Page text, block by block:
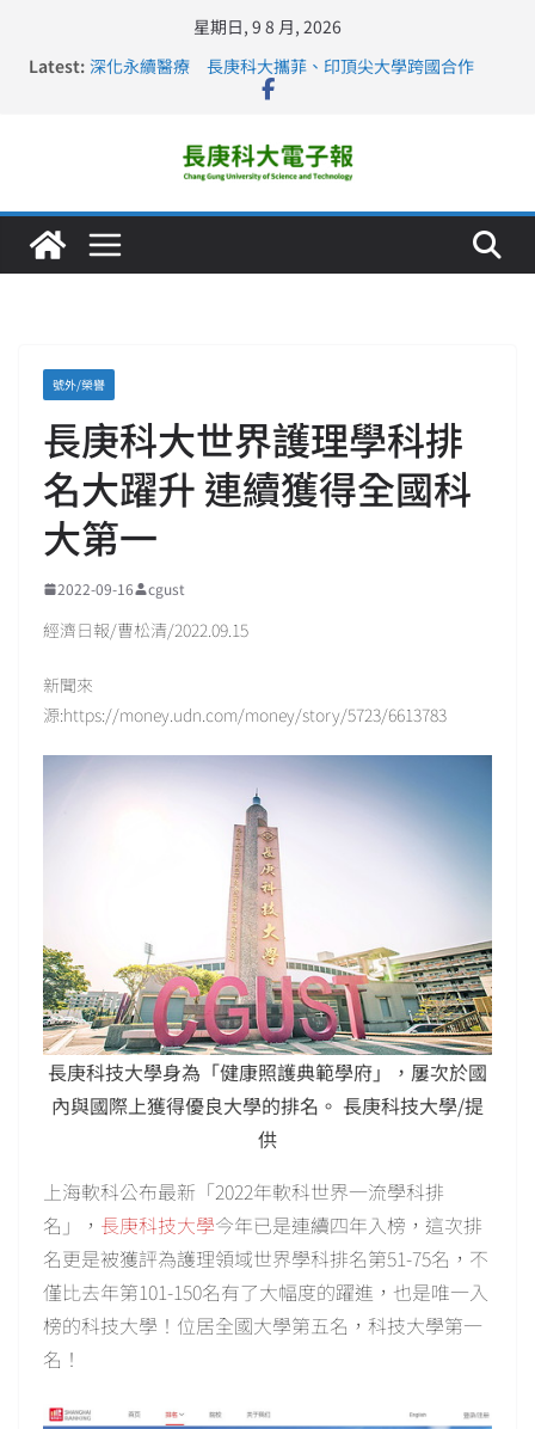
星期日, 9 8 月, 2026
Latest: 深化永續醫療 長庚科大攜菲、印頂尖大學跨國合作
長庚科大訪凱瑟醫療集團、美容學校收穫豐
仁德醫專與長庚科大締結策略聯盟 培育護理尖兵
長庚科大連四年穩居《遠見》醫學大學第5名 辦學實力再
號外/榮譽
長庚科大世界護理學科排
名大躍升 連續獲得全國科
大第一
2022-09-16 cgust
經濟日報/曹松清/2022.09.15
新聞來
源:https://money.udn.com/money/story/5723/6613783
長庚科技大學身為「健康照護典範學府」，屢次於國
內與國際上獲得優良大學的排名。 長庚科技大學/提
供
上海軟科公布最新「2022年軟科世界一流學科排
名」， 長庚科技大學今年已是連續四年入榜，這次排
名更是被獲評為護理領域世界學科排名第51-75名，不
僅比去年第101-150名有了大幅度的躍進，也是唯一入
榜的科技大學！位居全國大學第五名，科技大學第一
名！